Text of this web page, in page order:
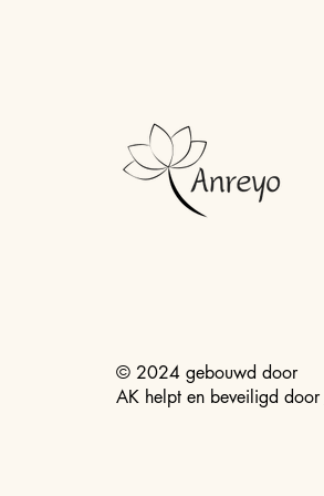
© 2024 gebouwd door
AK helpt en beveiligd door